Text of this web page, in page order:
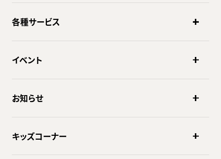
各種サービス
イベント
お知らせ
キッズコーナー